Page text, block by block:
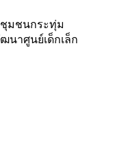
ชุมชนกระทุ่ม
นาศูนย์เด็กเล็ก